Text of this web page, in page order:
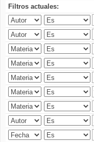
Filtros actuales: